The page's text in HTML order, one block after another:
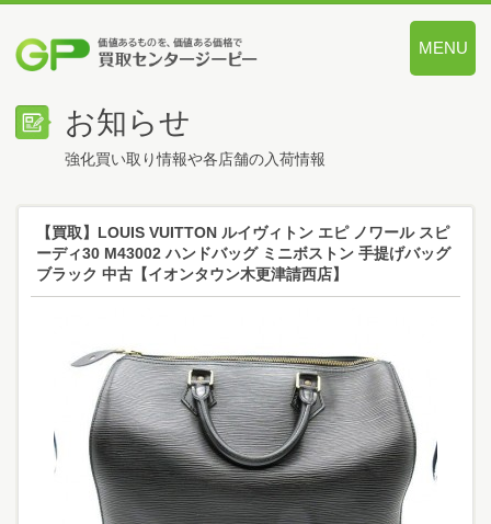
MENU
お知らせ
強化買い取り情報や各店舗の入荷情報
【買取】LOUIS VUITTON ルイヴィトン エピ ノワール スピ
ーディ30 M43002 ハンドバッグ ミニボストン 手提げバッグ
ブラック 中古【イオンタウン木更津請西店】